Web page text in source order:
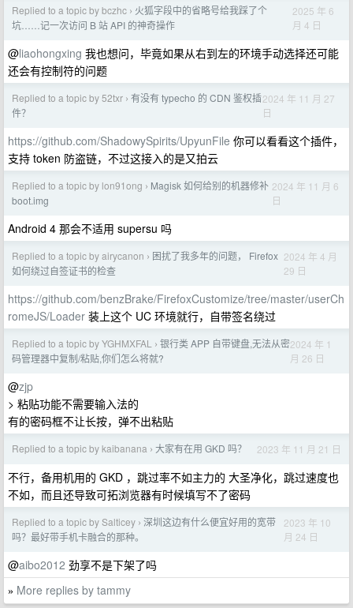
Replied to a topic by bczhc › 火狐字段中的省略号给我踩了个
坑……记一次访问 B 站 API 的神奇操作
2025 年 6
月 4 日
@liaohongxing 我也想问，毕竟如果从右到左的环境手动选择还可能
还会有控制符的问题
Replied to a topic by 52txr › 有没有 typecho 的 CDN 鉴权插
件？
2024 年 11 月 27
日
https://github.com/ShadowySpirits/UpyunFile 你可以看看这个插件，
支持 token 防盗链，不过这接入的是又拍云
Replied to a topic by lon91ong › Magisk 如何给别的机器修补
boot.img
2024 年 11 月 6
日
Android 4 那会不适用 supersu 吗
Replied to a topic by airycanon › 困扰了我多年的问题， Firefox
如何绕过自签证书的检查
2024 年 4 月
29 日
https://github.com/benzBrake/FirefoxCustomize/tree/master/userCh
romeJS/Loader 装上这个 UC 环境就行，自带签名绕过
Replied to a topic by YGHMXFAL › 银行类 APP 自带键盘,无法从密
码管理器中复制/粘贴,你们怎么将就?
2024 年 1
月 26 日
@zjp
> 粘贴功能不需要输入法的
有的密码框不让长按，弹不出粘贴
Replied to a topic by kaibanana › 大家有在用 GKD 吗？ 2023 年 11 月 21 日
不行，备用机用的 GKD ，跳过率不如主力的 大圣净化，跳过速度也
不如，而且还导致可拓浏览器有时候填写不了密码
Replied to a topic by Salticey › 深圳这边有什么便宜好用的宽带
吗？最好带手机卡融合的那种。
2023 年 10
月 24 日
@aibo2012 劲享不是下架了吗
» More replies by tammy